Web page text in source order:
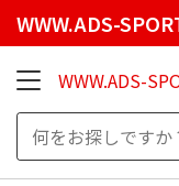
WWW.ADS-
WWW.ADS-